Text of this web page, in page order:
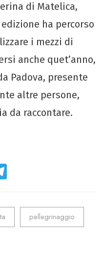
di Matelica,
ha percorso
i mezzi di
anche quet’anno,
Padova, presente
altre persone,
da raccontare.
gr
m
pellegrinaggio